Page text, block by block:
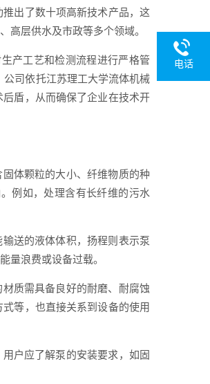
出了数十项高新技术产品，这
高层供水及市政等多个领域。
产工艺和检测流程进行严格管
司依托江苏理工大学流体机械
盾，从而确保了企业在技术开
体颗粒的大小、纤维物质的种
例如，处理含有长纤维的污水
送的液体体积，扬程则表示泵
量浪费或设备过载。
质需具备良好的耐磨、耐腐蚀
等，也直接关系到设备的使用
户应了解泵的安装要求，如固
电话